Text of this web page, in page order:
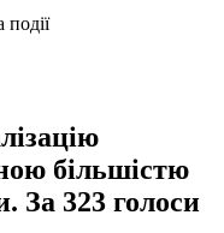
більшістю
За 323 голоси